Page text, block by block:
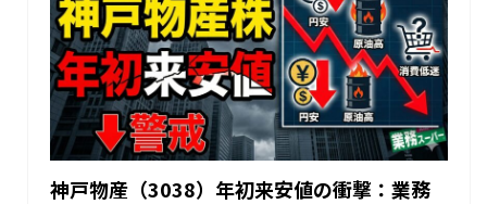
神戸物産（3038）年初来安値の衝撃：業務